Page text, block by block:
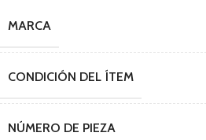
MARCA
CONDICIÓN DEL ÍTEM
NÚMERO DE PIEZA